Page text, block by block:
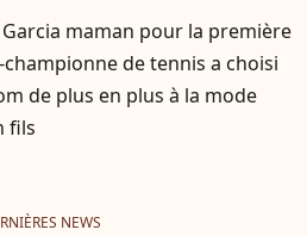
maman pour la première
championne de tennis a choisi
de plus en plus à la mode
fils
NEWS